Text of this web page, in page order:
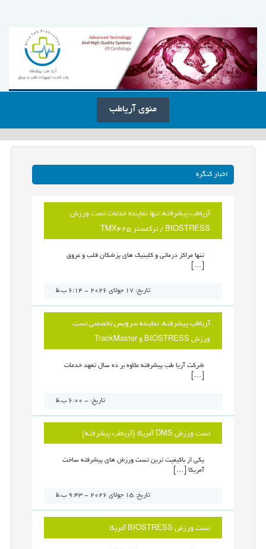
منوی آریاطب
اخبار کنگره
آریاطب پیشرفته، تنها نماینده خدمات تست ورزش
BIOSTRESS / ترکمستر TMX425
تنها مراکز درمانی و کلینیک های پزشکان قلب و عروق
[…]
تاریخ: 17 جولای 2026 - 6:14 ب.ظ
آریاطب پیشرفته، نماینده سرویس تخصصی تست
ورزش BIOSTRESS و TrackMaster
شرکت آریا طب پیشرفته علاوه بر ده سال تعهد خدمات
[…]
تاریخ: - 6:00 ب.ظ
تست ورزش DMS آمریکا (آریاطب پیشرفته)
یکی از باکیفیت ترین تست ورزش های پیشرفته ساخت
آمریکا […]
تاریخ: 15 جولای 2026 - 9:43 ب.ظ
تست ورزش BIOSTRESS آمریکا